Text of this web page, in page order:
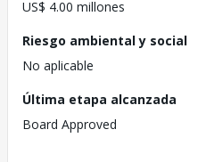
US$ 4.00 millones
Riesgo ambiental y social
No aplicable
Última etapa alcanzada
Board Approved